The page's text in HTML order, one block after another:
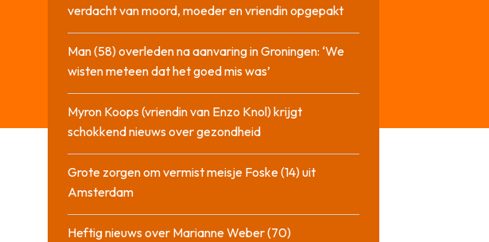
verdacht van moord, moeder en vriendin opgepakt
Man (58) overleden na aanvaring in Groningen: ‘We
wisten meteen dat het goed mis was’
Myron Koops (vriendin van Enzo Knol) krijgt
schokkend nieuws over gezondheid
Grote zorgen om vermist meisje Foske (14) uit
Amsterdam
Heftig nieuws over Marianne Weber (70)